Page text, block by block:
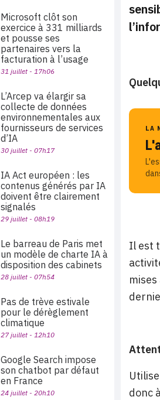
LA
Il est
donc
Microsoft clôt son
exercice à 331 milliards
et pousse ses
partenaires vers la
facturation à l’usage
31 juillet - 17h06
L’Arcep va élargir sa
collecte de données
environnementales aux
fournisseurs de services
d’IA
30 juillet - 07h17
IA Act européen : les
contenus générés par IA
doivent être clairement
signalés
29 juillet - 08h19
Le barreau de Paris met
un modèle de charte IA à
disposition des cabinets
28 juillet - 07h54
Pas de trève estivale
pour le dérèglement
climatique
27 juillet - 12h10
Google Search impose
son chatbot par défaut
en France
24 juillet - 20h10